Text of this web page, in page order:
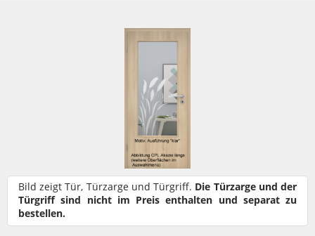
Bild zeigt Tür, Türzarge und Türgriff. Die Türzarge und der
Türgriff sind nicht im Preis enthalten und separat zu
bestellen.